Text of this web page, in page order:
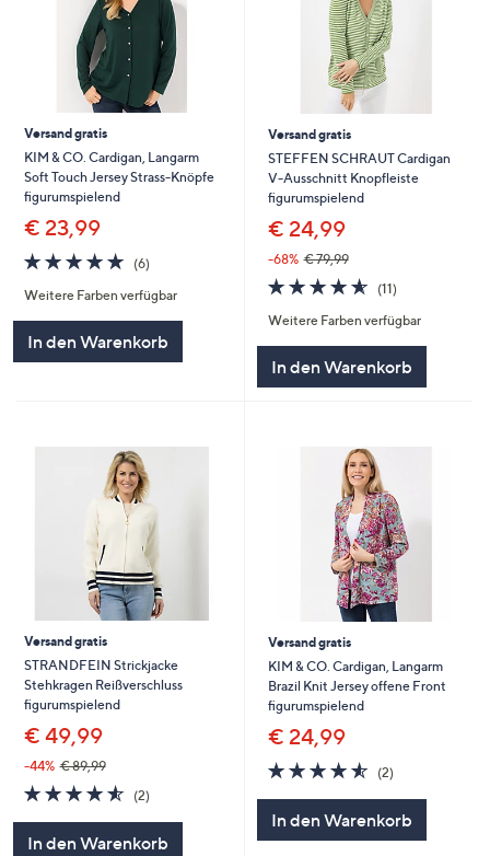
Versand gratis
KIM & CO. Cardigan, Langarm
Soft Touch Jersey Strass-Knöpfe
figurumspielend
€ 23,99
4.7
von
5
(6)6
Weitere Farben verfügbar
In den Warenkorb
Versand gratis
STEFFEN SCHRAUT Cardigan
V-Ausschnitt Knopfleiste
figurumspielend
€ 24,99
-68% € 79,99
4.5
von
5
(11)11
Weitere Farben verfügbar
In den Warenkorb
Versand gratis
STRANDFEIN Strickjacke
Stehkragen Reißverschluss
figurumspielend
€ 49,99
-44% € 89,99
4.5
von
(2)2
In den Warenkorb
Versand gratis
KIM & CO. Cardigan, Langarm
Brazil Knit Jersey offene Front
figurumspielend
€ 24,99
4.5
von
(2)2
In den Warenkorb